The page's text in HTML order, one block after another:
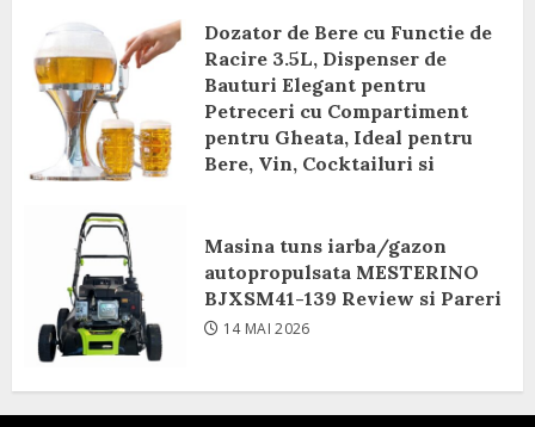
Dozator de Bere cu Functie de
Racire 3.5L, Dispenser de
Bauturi Elegant pentru
Petreceri cu Compartiment
pentru Gheata, Ideal pentru
Bere, Vin, Cocktailuri si
8 IUNIE 2026
Masina tuns iarba/gazon
autopropulsata MESTERINO
BJXSM41-139 Review si Pareri
14 MAI 2026